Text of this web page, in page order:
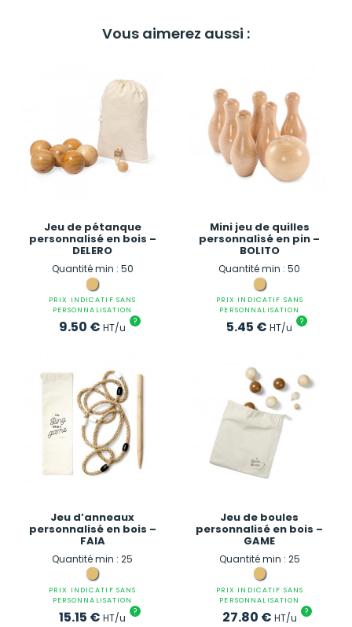
Vous aimerez aussi :
Jeu de pétanque
personnalisé en bois –
DELERO
Quantité min : 50
PRIX INDICATIF SANS
PERSONNALISATION
9.50 € HT/u ?
Mini jeu de quilles
personnalisé en pin –
BOLITO
Quantité min : 50
PRIX INDICATIF SANS
PERSONNALISATION
5.45 € HT/u ?
Jeu d’anneaux
personnalisé en bois –
FAIA
Quantité min : 25
PRIX INDICATIF SANS
PERSONNALISATION
15.15 € HT/u ?
Jeu de boules
personnalisé en bois –
GAME
Quantité min : 25
PRIX INDICATIF SANS
PERSONNALISATION
27.80 € HT/u ?